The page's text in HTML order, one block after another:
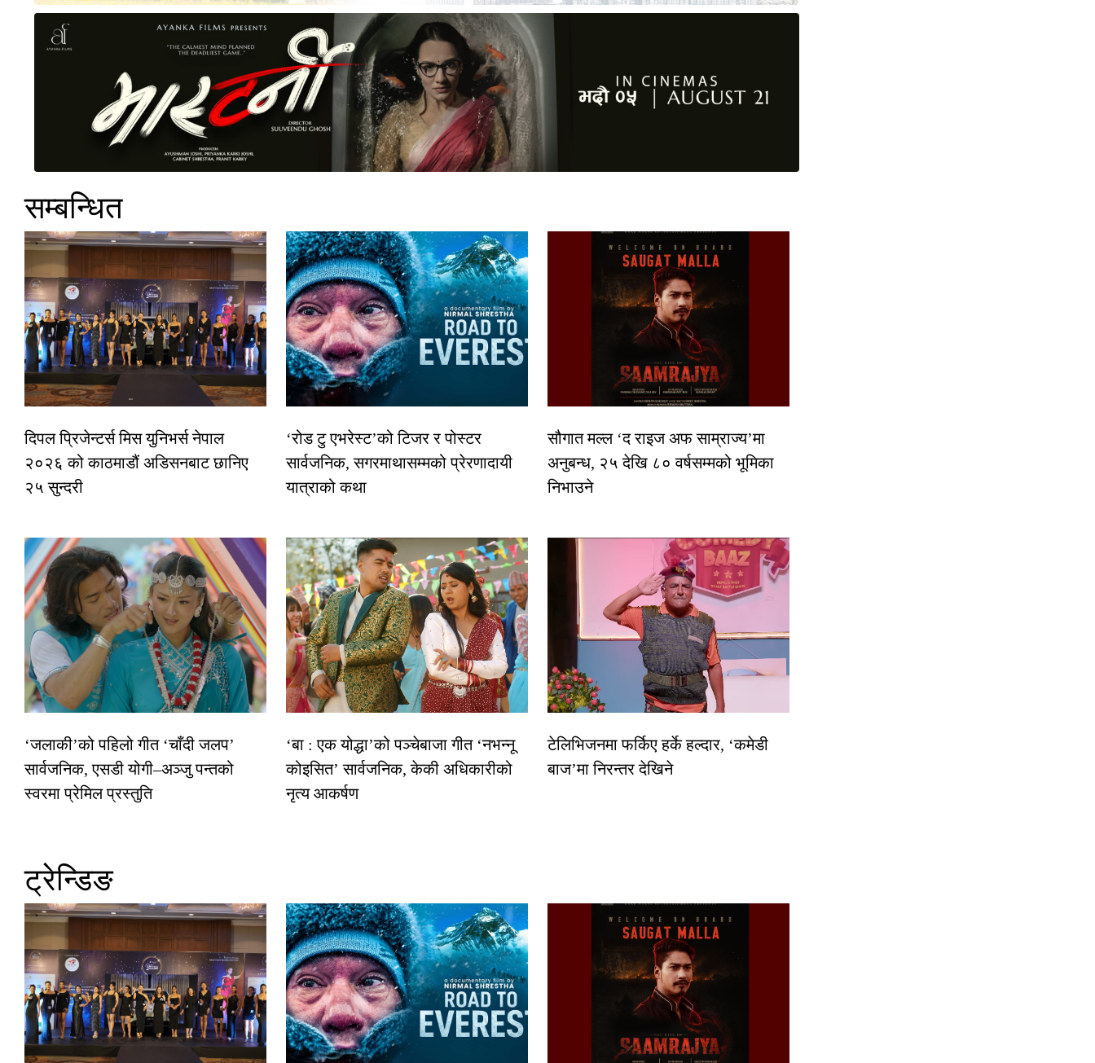
सम्बन्धित
दिपल प्रिजेन्टर्स मिस युनिभर्स नेपाल
२०२६ को काठमाडौं अडिसनबाट छानिए
२५ सुन्दरी
‘रोड टु एभरेस्ट’को टिजर र पोस्टर
सार्वजनिक, सगरमाथासम्मको प्रेरणादायी
यात्राको कथा
सौगात मल्ल ‘द राइज अफ साम्राज्य’मा
अनुबन्ध, २५ देखि ८० वर्षसम्मको भूमिका
निभाउने
‘जलाकी’को पहिलो गीत ‘चाँदी जलप’
सार्वजनिक, एसडी योगी–अञ्जु पन्तको
स्वरमा प्रेमिल प्रस्तुति
‘बा : एक योद्धा’को पञ्चेबाजा गीत ‘नभन्नू
कोइसित’ सार्वजनिक, केकी अधिकारीको
नृत्य आकर्षण
टेलिभिजनमा फर्किए हर्के हल्दार, ‘कमेडी
बाज’मा निरन्तर देखिने
ट्रेन्डिङ